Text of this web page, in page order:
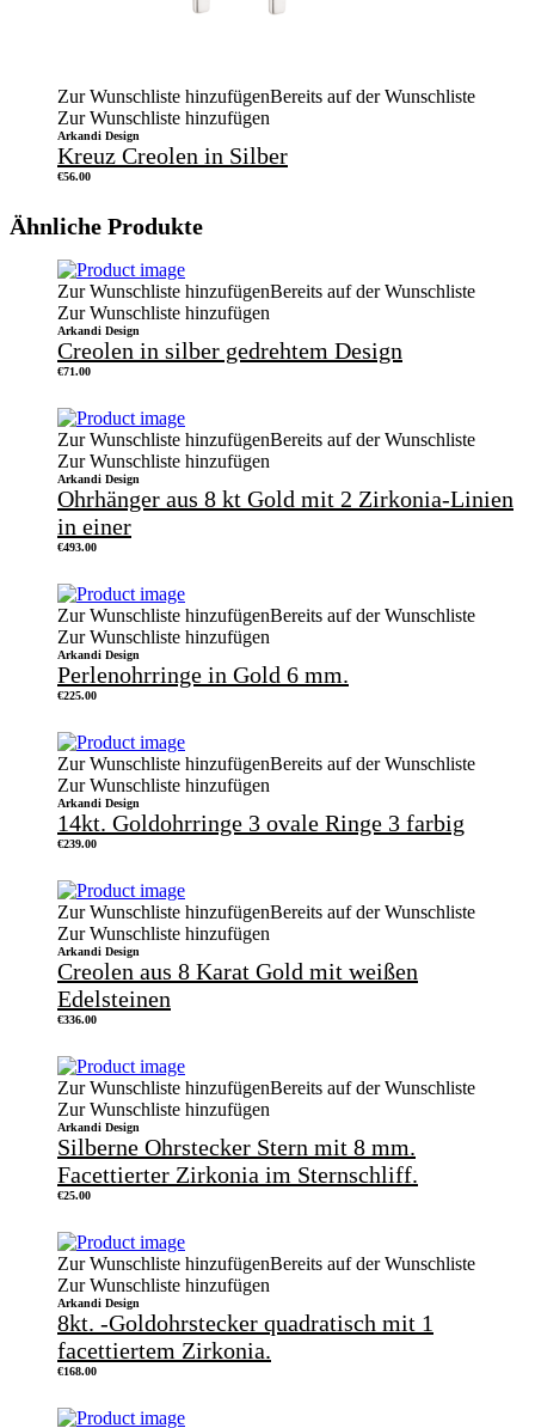
Zur Wunschliste hinzufügenBereits auf der Wunschliste
Zur Wunschliste hinzufügen
Arkandi Design
Kreuz Creolen in Silber
€56.00
Ähnliche Produkte
Zur Wunschliste hinzufügenBereits auf der Wunschliste
Zur Wunschliste hinzufügen
Arkandi Design
Creolen in silber gedrehtem Design
€71.00
Zur Wunschliste hinzufügenBereits auf der Wunschliste
Zur Wunschliste hinzufügen
Arkandi Design
Ohrhänger aus 8 kt Gold mit 2 Zirkonia-Linien
in einer
€493.00
Zur Wunschliste hinzufügenBereits auf der Wunschliste
Zur Wunschliste hinzufügen
Arkandi Design
Perlenohrringe in Gold 6 mm.
€225.00
Zur Wunschliste hinzufügenBereits auf der Wunschliste
Zur Wunschliste hinzufügen
Arkandi Design
14kt. Goldohrringe 3 ovale Ringe 3 farbig
€239.00
Zur Wunschliste hinzufügenBereits auf der Wunschliste
Zur Wunschliste hinzufügen
Arkandi Design
Creolen aus 8 Karat Gold mit weißen
Edelsteinen
€336.00
Zur Wunschliste hinzufügenBereits auf der Wunschliste
Zur Wunschliste hinzufügen
Arkandi Design
Silberne Ohrstecker Stern mit 8 mm.
Facettierter Zirkonia im Sternschliff.
€25.00
Zur Wunschliste hinzufügenBereits auf der Wunschliste
Zur Wunschliste hinzufügen
Arkandi Design
8kt. -Goldohrstecker quadratisch mit 1
facettiertem Zirkonia.
€168.00